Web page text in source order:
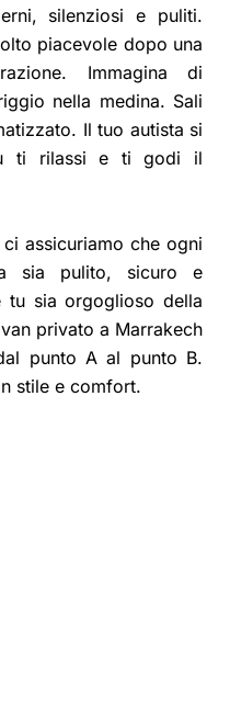
silenziosi e puliti.
piacevole dopo una
Immagina di
nella medina. Sali
Il tuo autista si
ti rilassi e ti godi il
assicuriamo che ogni
sia pulito, sicuro e
tu sia orgoglioso della
privato a Marrakech
punto A al punto B.
stile e comfort.